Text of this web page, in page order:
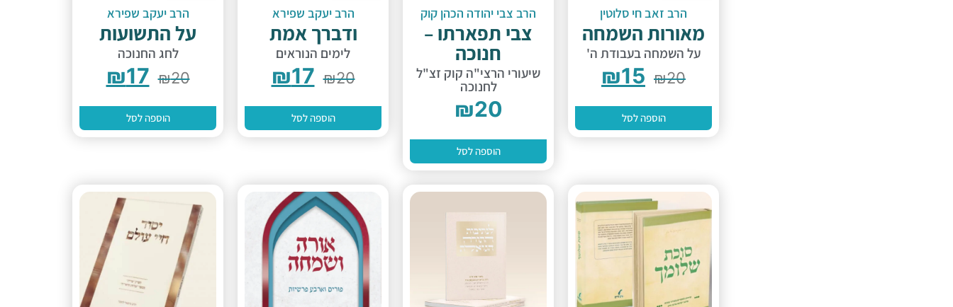
הרב זאב חי סלוטין
מאורות השמחה
על השמחה בעבודת ה'
₪20
₪15
הוספה לסל
הרב צבי יהודה הכהן קוק
צבי תפארתו –
חנוכה
שיעורי הרצי"ה קוק זצ"ל
לחנוכה
₪20
הוספה לסל
הרב יעקב שפירא
ודברך אמת
לימים הנוראים
₪20
₪17
הוספה לסל
הרב יעקב שפירא
על התשועות
לחג החנוכה
₪20
₪17
הוספה לסל